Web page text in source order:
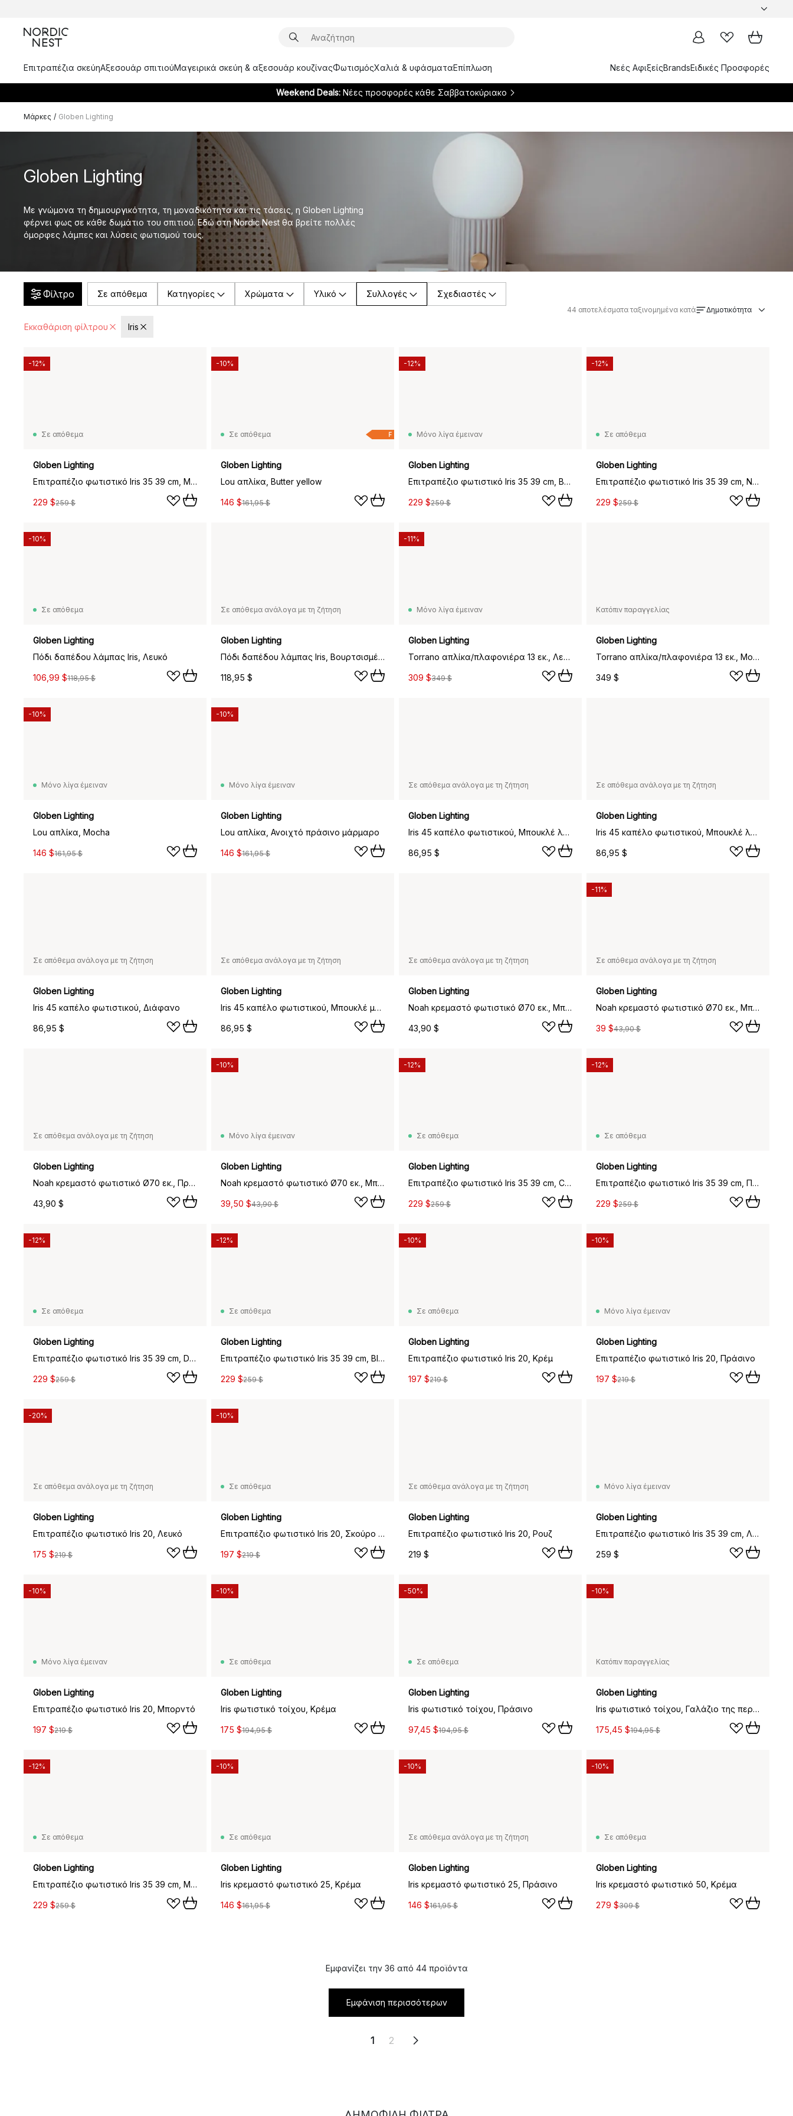
Επιτραπέζια σκεύηΑξεσουάρ σπιτιούΜαγειρικά σκεύη & αξεσουάρ κουζίναςΦωτισμόςΧαλιά & υφάσματαΕπίπλωση Νεές ΑφιξείςBrandsΕιδικές Προσφορές
Weekend Deals: Νέες προσφορές κάθε Σαββατοκύριακο
Μάρκες / Globen Lighting
Globen Lighting
Με γνώμονα τη δημιουργικότητα, τη μοναδικότητα και τις τάσεις, η Globen Lighting
φέρνει φως σε κάθε δωμάτιο του σπιτιού. Εδώ στη Nordic Nest θα βρείτε πολλές
όμορφες λάμπες και λύσεις φωτισμού τους.
Φίλτρο Σε απόθεμα Κατηγορίες Χρώματα Υλικό Συλλογές Σχεδιαστές
Εκκαθάριση φίλτρου Iris
44 αποτελέσματα ταξινομημένα κατά Δημοτικότητα
Σε απόθεμα
Globen Lighting
Επιτραπέζιο φωτιστικό Iris 35 39 cm, Μπορντό
229 $259 $
-12%
F
Σε απόθεμα
Globen Lighting
Lou απλίκα, Butter yellow
146 $161,95 $
-10%
Μόνο λίγα έμειναν
Globen Lighting
Επιτραπέζιο φωτιστικό Iris 35 39 cm, Butter yellow
229 $259 $
-12%
Σε απόθεμα
Globen Lighting
Επιτραπέζιο φωτιστικό Iris 35 39 cm, Noir
229 $259 $
-12%
Σε απόθεμα
Globen Lighting
Πόδι δαπέδου λάμπας Iris, Λευκό
106,99 $118,95 $
-10%
Σε απόθεμα ανάλογα με τη ζήτηση
Globen Lighting
Πόδι δαπέδου λάμπας Iris, Βουρτσισμένος ορείχαλκος
118,95 $
Μόνο λίγα έμειναν
Globen Lighting
Torrano απλίκα/πλαφονιέρα 13 εκ., Λευκό
309 $349 $
-11%
Κατόπιν παραγγελίας
Globen Lighting
Torrano απλίκα/πλαφονιέρα 13 εκ., Mocha
349 $
Μόνο λίγα έμειναν
Globen Lighting
Lou απλίκα, Mocha
146 $161,95 $
-10%
Μόνο λίγα έμειναν
Globen Lighting
Lou απλίκα, Ανοιχτό πράσινο μάρμαρο
146 $161,95 $
-10%
Σε απόθεμα ανάλογα με τη ζήτηση
Globen Lighting
Iris 45 καπέλο φωτιστικού, Μπουκλέ λευκόλευκο
86,95 $
Σε απόθεμα ανάλογα με τη ζήτηση
Globen Lighting
Iris 45 καπέλο φωτιστικού, Μπουκλέ λευκό
86,95 $
Σε απόθεμα ανάλογα με τη ζήτηση
Globen Lighting
Iris 45 καπέλο φωτιστικού, Διάφανο
86,95 $
Σε απόθεμα ανάλογα με τη ζήτηση
Globen Lighting
Iris 45 καπέλο φωτιστικού, Μπουκλέ μόκα
86,95 $
Σε απόθεμα ανάλογα με τη ζήτηση
Globen Lighting
Noah κρεμαστό φωτιστικό Ø70 εκ., Μπουκλέ λευκό-βουρτσισμένος ορείχαλκος
43,90 $
Σε απόθεμα ανάλογα με τη ζήτηση
Globen Lighting
Noah κρεμαστό φωτιστικό Ø70 εκ., Μπουκλέ πράσινο βρύου
39 $43,90 $
-11%
Σε απόθεμα ανάλογα με τη ζήτηση
Globen Lighting
Noah κρεμαστό φωτιστικό Ø70 εκ., Πράσινο
43,90 $
Μόνο λίγα έμειναν
Globen Lighting
Noah κρεμαστό φωτιστικό Ø70 εκ., Μπουκλέ μπορντό
39,50 $43,90 $
-10%
Σε απόθεμα
Globen Lighting
Επιτραπέζιο φωτιστικό Iris 35 39 cm, Creme
229 $259 $
-12%
Σε απόθεμα
Globen Lighting
Επιτραπέζιο φωτιστικό Iris 35 39 cm, Πράσινο
229 $259 $
-12%
Σε απόθεμα
Globen Lighting
Επιτραπέζιο φωτιστικό Iris 35 39 cm, Dove blue
229 $259 $
-12%
Σε απόθεμα
Globen Lighting
Επιτραπέζιο φωτιστικό Iris 35 39 cm, Blush
229 $259 $
-12%
Σε απόθεμα
Globen Lighting
Επιτραπέζιο φωτιστικό Iris 20, Κρέμ
197 $219 $
-10%
Μόνο λίγα έμειναν
Globen Lighting
Επιτραπέζιο φωτιστικό Iris 20, Πράσινο
197 $219 $
-10%
Σε απόθεμα ανάλογα με τη ζήτηση
Globen Lighting
Επιτραπέζιο φωτιστικό Iris 20, Λευκό
175 $219 $
-20%
Σε απόθεμα
Globen Lighting
Επιτραπέζιο φωτιστικό Iris 20, Σκούρο μπλε
197 $219 $
-10%
Σε απόθεμα ανάλογα με τη ζήτηση
Globen Lighting
Επιτραπέζιο φωτιστικό Iris 20, Ρουζ
219 $
Μόνο λίγα έμειναν
Globen Lighting
Επιτραπέζιο φωτιστικό Iris 35 39 cm, Λευκό
259 $
Μόνο λίγα έμειναν
Globen Lighting
Επιτραπέζιο φωτιστικό Iris 20, Μπορντό
197 $219 $
-10%
Σε απόθεμα
Globen Lighting
Iris φωτιστικό τοίχου, Κρέμα
175 $194,95 $
-10%
Σε απόθεμα
Globen Lighting
Iris φωτιστικό τοίχου, Πράσινο
97,45 $194,95 $
-50%
Κατόπιν παραγγελίας
Globen Lighting
Iris φωτιστικό τοίχου, Γαλάζιο της περιστεράς
175,45 $194,95 $
-10%
Σε απόθεμα
Globen Lighting
Επιτραπέζιο φωτιστικό Iris 35 39 cm, Mocha
229 $259 $
-12%
Σε απόθεμα
Globen Lighting
Iris κρεμαστό φωτιστικό 25, Κρέμα
146 $161,95 $
-10%
Σε απόθεμα ανάλογα με τη ζήτηση
Globen Lighting
Iris κρεμαστό φωτιστικό 25, Πράσινο
146 $161,95 $
-10%
Σε απόθεμα
Globen Lighting
Iris κρεμαστό φωτιστικό 50, Κρέμα
279 $309 $
-10%
Εμφανίζει την 36 από 44 προϊόντα
Εμφάνιση περισσότερων
1 2